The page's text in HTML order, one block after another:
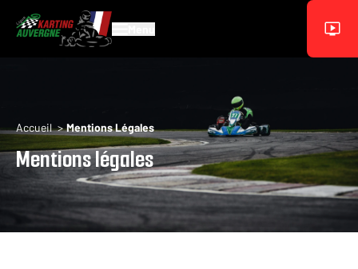
Aller au contenu principal
Fil d'Ariane
Accueil Mentions Légales
Mentions légales